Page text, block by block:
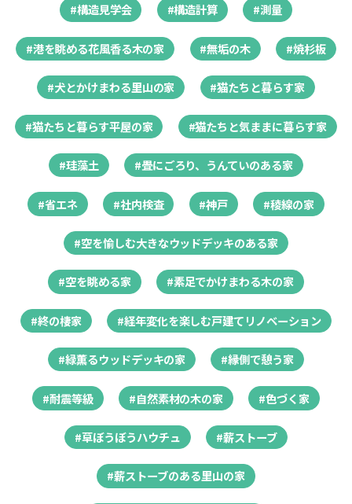
#構造見学会 #構造計算 #測量
#港を眺める花風香る木の家 #無垢の木 #焼杉板
#犬とかけまわる里山の家 #猫たちと暮らす家
#猫たちと暮らす平屋の家 #猫たちと気ままに暮らす家
#珪藻土 #畳にごろり、うんていのある家
#省エネ #社内検査 #神戸 #稜線の家
#空を愉しむ大きなウッドデッキのある家
#空を眺める家 #素足でかけまわる木の家
#終の棲家 #経年変化を楽しむ戸建てリノベーション
#緑薫るウッドデッキの家 #縁側で憩う家
#耐震等級 #自然素材の木の家 #色づく家
#草ぼうぼうハウチュ #薪ストーブ
#薪ストーブのある里山の家